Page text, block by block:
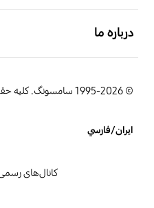
درباره ما
© 1995-2026 سامسونگ. کلیه حقوق محفوظ است.
ایران/فارسي
کانال‌های رسمی